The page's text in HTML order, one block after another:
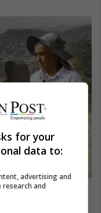
for your
data to:
advertising and
and